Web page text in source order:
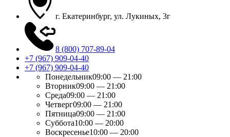
г. Екатеринбург, ул. Лукиных, 3г
8 (800) 707-89-04
+7 (967) 909-04-40
+7 (967) 909-04-40
Понедельник09:00 — 21:00
Вторник09:00 — 21:00
Среда09:00 — 21:00
Четверг09:00 — 21:00
Пятница09:00 — 21:00
Суббота10:00 — 20:00
Воскресенье10:00 — 20:00